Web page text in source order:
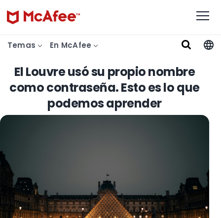
Temas En McAfee
El Louvre usó su propio nombre
como contraseña. Esto es lo que
podemos aprender